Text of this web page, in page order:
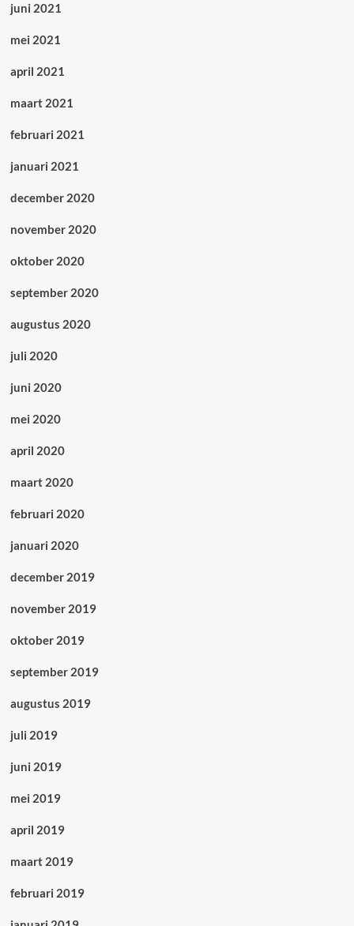
juni 2021
mei 2021
april 2021
maart 2021
februari 2021
januari 2021
december 2020
november 2020
oktober 2020
september 2020
augustus 2020
juli 2020
juni 2020
mei 2020
april 2020
maart 2020
februari 2020
januari 2020
december 2019
november 2019
oktober 2019
september 2019
augustus 2019
juli 2019
juni 2019
mei 2019
april 2019
maart 2019
februari 2019